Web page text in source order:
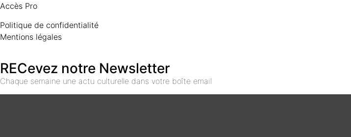
Accès Pro
Politique de confidentialité
Mentions légales
RECevez notre Newsletter
Chaque semaine une actu culturelle dans votre boîte email